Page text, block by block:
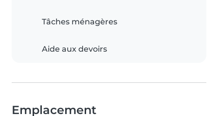
Tâches ménagères
Aide aux devoirs
Emplacement